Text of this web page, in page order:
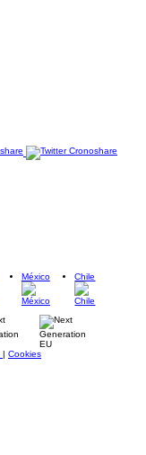
México Chile
| Cookies